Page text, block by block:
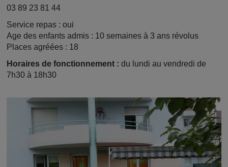
03 89 23 81 44
Service repas : oui
Age des enfants admis : 10 semaines à 3 ans révolus
Places agréées : 18
Horaires de fonctionnement : du lundi au vendredi de
7h30 à 18h30
Image